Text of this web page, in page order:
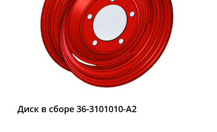
Диск в сборе 36-3101010-А2